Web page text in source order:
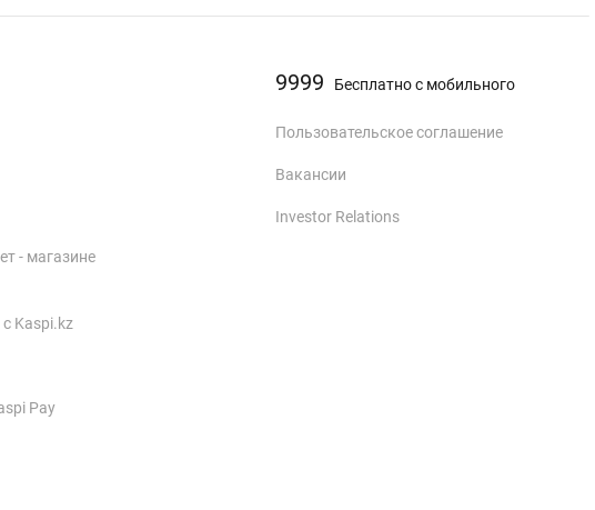
- магазине
Kaspi.kz
Pay
9999 Бесплатно с мобильного
Пользовательское соглашение
Вакансии
Investor Relations